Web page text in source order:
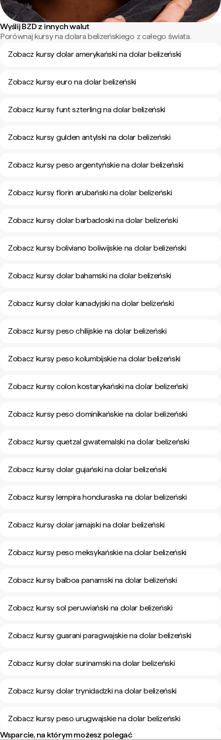
Wyślij BZD z innych walut
Porównaj kursy na dolara belizeńskiego z całego świata.
Zobacz kursy dolar amerykański na dolar belizeński
Zobacz kursy euro na dolar belizeński
Zobacz kursy funt szterling na dolar belizeński
Zobacz kursy gulden antylski na dolar belizeński
Zobacz kursy peso argentyńskie na dolar belizeński
Zobacz kursy florin arubański na dolar belizeński
Zobacz kursy dolar barbadoski na dolar belizeński
Zobacz kursy boliviano boliwijskie na dolar belizeński
Zobacz kursy dolar bahamski na dolar belizeński
Zobacz kursy dolar kanadyjski na dolar belizeński
Zobacz kursy peso chilijskie na dolar belizeński
Zobacz kursy peso kolumbijskie na dolar belizeński
Zobacz kursy colon kostarykański na dolar belizeński
Zobacz kursy peso dominikańskie na dolar belizeński
Zobacz kursy quetzal gwatemalski na dolar belizeński
Zobacz kursy dolar gujański na dolar belizeński
Zobacz kursy lempira honduraska na dolar belizeński
Zobacz kursy dolar jamajski na dolar belizeński
Zobacz kursy peso meksykańskie na dolar belizeński
Zobacz kursy balboa panamski na dolar belizeński
Zobacz kursy sol peruwiański na dolar belizeński
Zobacz kursy guarani paragwajskie na dolar belizeński
Zobacz kursy dolar surinamski na dolar belizeński
Zobacz kursy dolar trynidadzki na dolar belizeński
Zobacz kursy peso urugwajskie na dolar belizeński
Wsparcie, na którym możesz polegać